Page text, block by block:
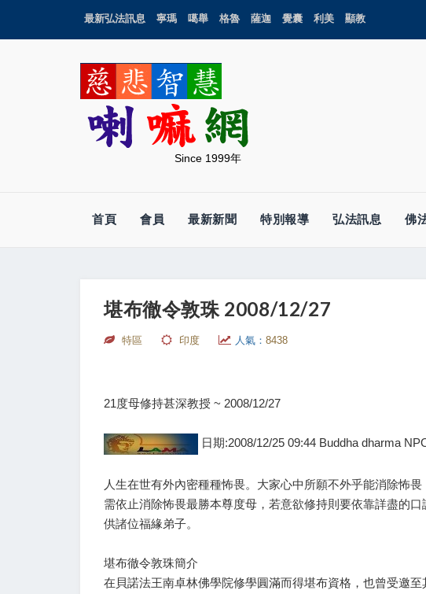
最新弘法訊息 寧瑪 噶舉 格魯 薩迦 覺囊 利美 顯教
Since 1999年
首頁 會員 最新新聞 特別報導 弘法訊息 佛
堪布徹令敦珠 2008/12/27
特區 印度 人氣： 8438
21度母修持甚深教授 ~ 2008/12/27
日期:2008/12/25 09:44 Buddha dharma
人生在世有外內密種種怖畏。大家心中所願不外乎能消除怖
需依止消除怖畏最勝本尊度母，若意欲修持則要依靠詳盡的
供諸位福緣弟子。
堪布徹令敦珠簡介
在貝諾法王南卓林佛學院修學圓滿而得堪布資格，也曾受邀